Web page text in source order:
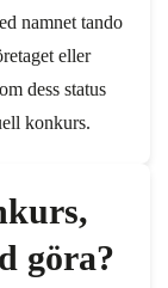
namnet tando
eller
dess status
konkurs.
göra?